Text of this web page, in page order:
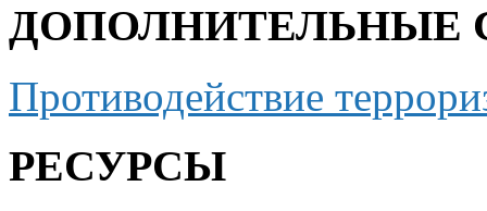
ДОПОЛНИТЕЛЬНЫЕ
Противодействие
РЕСУРСЫ